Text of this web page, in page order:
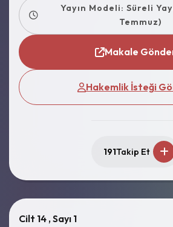
Yayın Modeli: Süreli
Temmuz)
Makale
Hakemlik İsteği
191Takip Et
Cilt 14 , Sayı 1